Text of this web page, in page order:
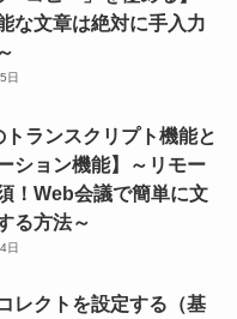
な文章は絶対に手入力
日
トランスクリプト機能と
ション機能】～リモー
！Web会議で簡単に文
る方法～
日
レクトを設定する（基